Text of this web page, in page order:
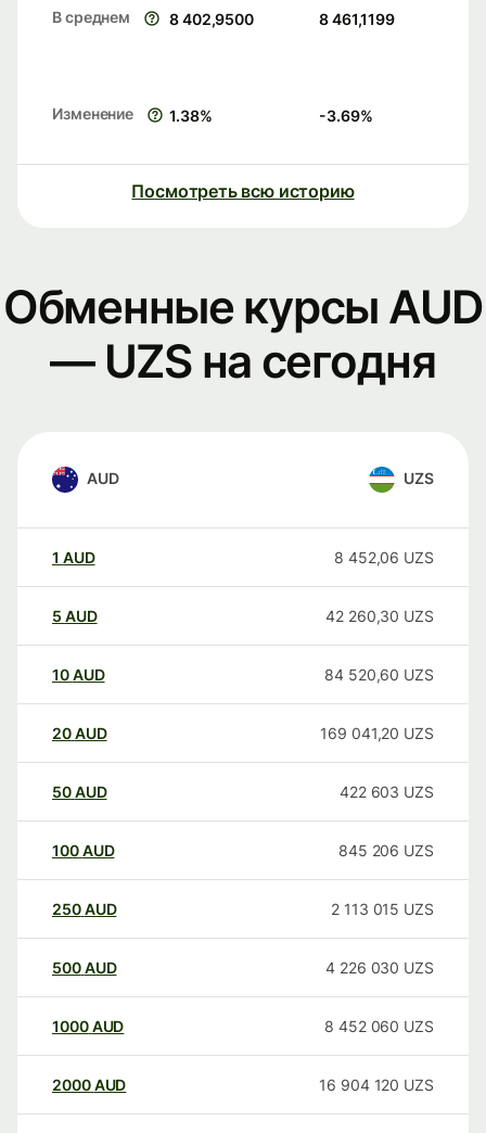
В среднем 8 402,9500 8 461,1199
Изменение 1.38% -3.69%
Посмотреть всю историю
Обменные курсы AUD
— UZS на сегодня
AUD UZS
1 AUD 8 452,06 UZS
5 AUD 42 260,30 UZS
10AUD 84 520,60 UZS
20AUD 169 041,20 UZS
50AUD 422 603 UZS
100AUD 845 206 UZS
250AUD 2 113 015 UZS
500AUD 4 226 030 UZS
1000AUD 8 452 060 UZS
2000AUD 16 904 120 UZS